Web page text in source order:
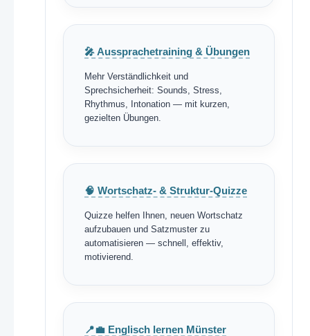
🎤 Aussprachetraining & Übungen
Mehr Verständlichkeit und
Sprechsicherheit: Sounds, Stress,
Rhythmus, Intonation — mit kurzen,
gezielten Übungen.
🧠 Wortschatz- & Struktur-Quizze
Quizze helfen Ihnen, neuen Wortschatz
aufzubauen und Satzmuster zu
automatisieren — schnell, effektiv,
motivierend.
📍💼 Englisch lernen Münster